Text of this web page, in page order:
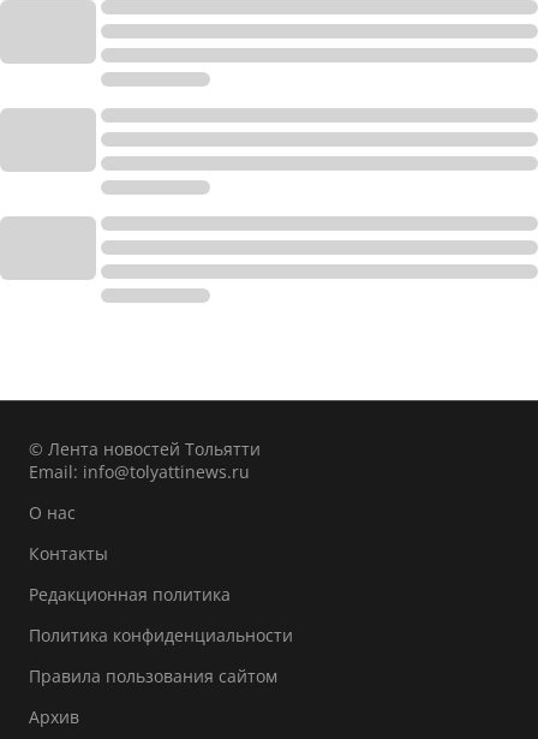
© Лента новостей Тольятти
Email: info@tolyattinews.ru
О нас
Контакты
Редакционная политика
Политика конфиденциальности
Правила пользования сайтом
Архив